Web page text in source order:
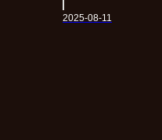
2025-08-11